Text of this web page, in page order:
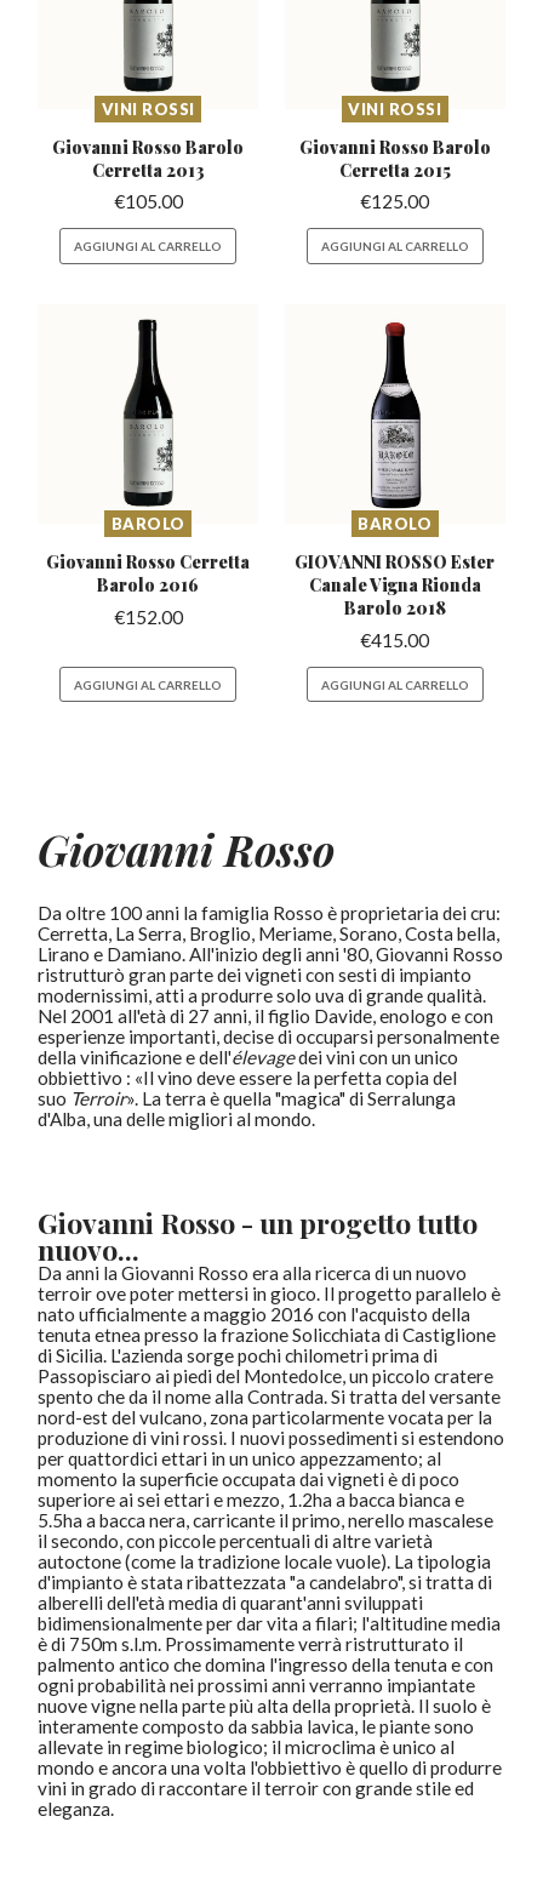
VINI ROSSI
Giovanni Rosso Barolo
Cerretta 2013
€105.00
AGGIUNGI AL CARRELLO
VINI ROSSI
Giovanni Rosso Barolo
Cerretta 2015
€125.00
AGGIUNGI AL CARRELLO
BAROLO
Giovanni Rosso Cerretta
Barolo 2016
€152.00
AGGIUNGI AL CARRELLO
BAROLO
GIOVANNI ROSSO Ester
CanaleVigna Rionda
Barolo 2018
€415.00
AGGIUNGI AL CARRELLO
Giovanni Rosso
Da oltre 100 anni la famiglia Rosso è proprietaria dei cru:
Cerretta, La Serra, Broglio, Meriame, Sorano, Costa bella,
Lirano e Damiano. All'inizio degli anni '80, Giovanni Rosso
ristrutturò gran parte dei vigneti con sesti di impianto
modernissimi, atti a produrre solo uva di grande qualità.
Nel 2001 all'età di 27 anni, il figlio Davide, enologo e con
esperienze importanti, decise di occuparsi personalmente
della vinificazione e dell'élevagedei vini con un unico
obbiettivo : «Il vino deve essere la perfetta copia del
suo Terroir». La terra è quella "magica" di Serralunga
d'Alba, una delle migliori al mondo.
Giovanni Rosso - un progetto tutto
nuovo...
Da anni la Giovanni Rosso era alla ricerca di un nuovo
terroir ove poter mettersi in gioco. Il progetto parallelo è
nato ufficialmente a maggio 2016 con l'acquisto della
tenuta etnea presso la frazione Solicchiata di Castiglione
di Sicilia. L'azienda sorge pochi chilometri prima di
Passopisciaro ai piedi del Montedolce, un piccolo cratere
spento che da il nome alla Contrada. Si tratta del versante
nord-est del vulcano, zona particolarmente vocata per la
produzione di vini rossi. I nuovi possedimenti si estendono
per quattordici ettari in un unico appezzamento; al
momento la superficie occupata dai vigneti è di poco
superiore ai sei ettari e mezzo, 1.2ha a bacca bianca e
5.5ha a bacca nera, carricante il primo, nerello mascalese
il secondo, con piccole percentuali di altre varietà
autoctone (come la tradizione locale vuole). La tipologia
d'impianto è stata ribattezzata "a candelabro", si tratta di
alberelli dell'età media di quarant'anni sviluppati
bidimensionalmente per dar vita a filari; l'altitudine media
è di 750m s.l.m. Prossimamente verrà ristrutturato il
palmento antico che domina l'ingresso della tenuta e con
ogni probabilità nei prossimi anni verranno impiantate
nuove vigne nella parte più alta della proprietà. Il suolo è
interamente composto da sabbia lavica, le piante sono
allevate in regime biologico; il microclima è unico al
mondo e ancora una volta l'obbiettivo è quello di produrre
vini in grado di raccontare il terroir con grande stile ed
eleganza.